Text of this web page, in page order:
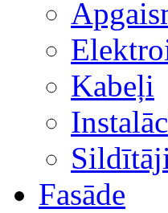
Kabeļi
Fasāde